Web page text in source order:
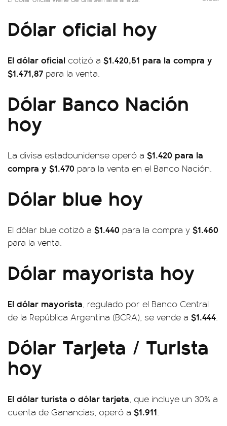
Dólar oficial hoy
El dólar oficial cotizó a $1.420,51 para la compra y
$1.471,87 para la venta.
Dólar Banco Nación
hoy
La divisa estadounidense operó a $1.420 para la
compra y $1.470 para la venta en el Banco Nación.
Dólar blue hoy
El dólar blue cotizó a $1.440 para la compra y $1.460
para la venta.
Dólar mayorista hoy
El dólar mayorista, regulado por el Banco Central
de la República Argentina (BCRA), se vende a $1.444.
Dólar Tarjeta / Turista
hoy
El dólar turista o dólar tarjeta, que incluye un 30% a
cuenta de Ganancias, operó a $1.911.